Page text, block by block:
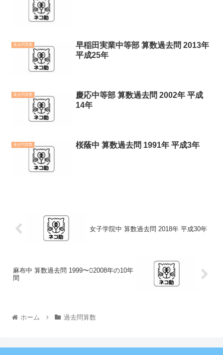
過去問算数
早稲田実業中等部 算数過去問 2013年
平成25年
過去問算数
慶応中等部 算数過去問 2002年 平成
14年
過去問算数 桜蔭中 算数過去問 1991年 平成3年
女子学院中 算数過去問 2018年 平成30年
麻布中 算数過去問 1999〜2008年の10年
間
ホーム 過去問算数